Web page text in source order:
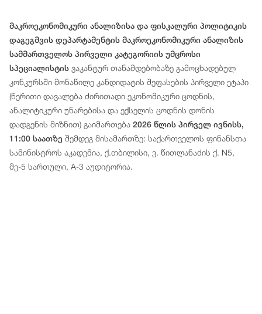
მაკროეკონომიკური ანალიზისა და ფისკალური პოლიტიკის
დაგეგმვის დეპარტამენტის მაკროეკონომიკური ანალიზის
სამმართველოს პირველი კატეგორიის უმცროსი
სპეციალისტის ვაკანტურ თანამდებობაზე გამოცხადებულ
კონკურსში მონაწილე კანდიდატის შეფასების პირველი ეტაპი
(წერითი დავალება ძირითადი ეკონომიკური ცოდნის,
ანალიტიკური უნარებისა და ექსელის ცოდნის დონის
დადგენის მიზნით) გაიმართება 2026 წლის პირველ ივნისს,
11:00 საათზე შემდეგ მისამართზე: საქართველოს ფინანსთა
სამინისტროს აკადემია, ქ.თბილისი, ვ. წითლანაძის ქ. N5,
მე-5 სართული, A-3 აუდიტორია.